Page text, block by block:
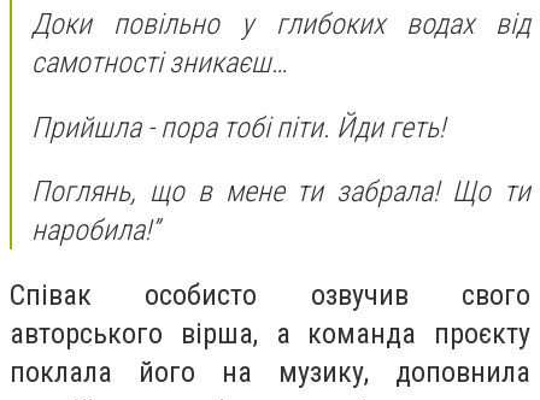
Доки повільно у глибоких водах від
самотності зникаєш…
Прийшла - пора тобі піти. Йди геть!
Поглянь, що в мене ти забрала! Що ти
наробила!”
Співак особисто озвучив свого
авторського вірша, а команда проєкту
поклала його на музику, доповнила